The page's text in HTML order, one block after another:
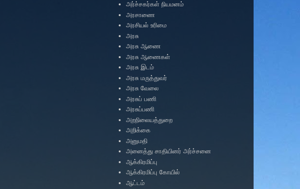
அர்ச்சகர்கள் நியமனம்
அரசாணை
அரசியல் உரிமை
அரசு
அரசு ஆணை
அரசு ஆணைகள்
அரசு இடம்
அரசு மருத்துவர்
அரசு வேலை
அரசுப் பணி
அரசுப்பணி
அறநிலையத்துறை
அறிக்கை
அனுமதி
அனைத்து சாதியினர் அர்ச்சனை
ஆக்கிரமிப்பு
ஆக்கிரமிப்பு கோயில்
ஆட்டம்